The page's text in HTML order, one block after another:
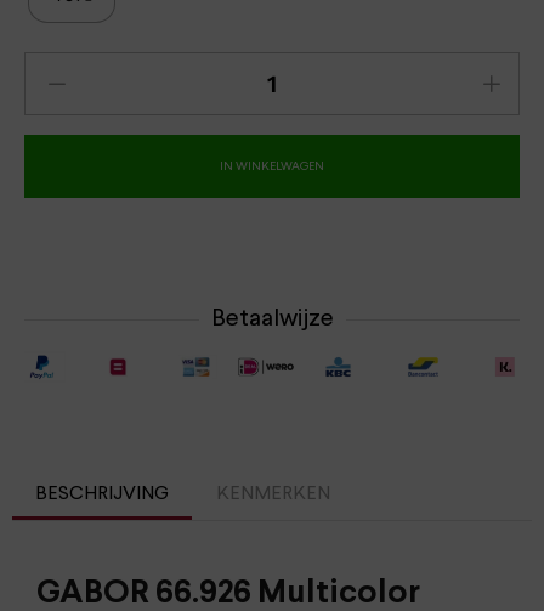
IN WINKELWAGEN
Betaalwijze
BESCHRIJVING KENMERKEN
GABOR 66.926 Multicolor